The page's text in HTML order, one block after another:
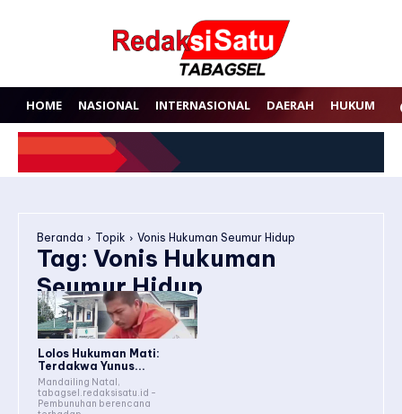
HOME NASIONAL INTERNASIONAL DAERAH HUKUM
Beranda Topik Vonis Hukuman Seumur Hidup
Tag: Vonis Hukuman
Seumur Hidup
Lolos Hukuman Mati:
Terdakwa Yunus...
Mandailing Natal,
tabagsel.redaksisatu.id -
Pembunuhan berencana